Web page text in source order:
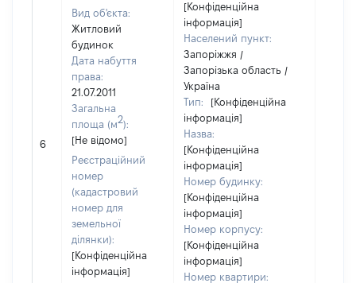
6
Вид об'єкта:
Житловий
будинок
Дата набуття
права:
21.07.2011
Загальна
площа (м2):
[Не відомо]
Реєстраційний
номер
(кадастровий
номер для
земельної
ділянки):
[Конфіденційна
інформація]
[Конфіденційна
інформація]
Населений пункт:
Запоріжжя /
Запорізька область /
Україна
Тип:
[Конфіденційна
інформація]
Назва:
[Конфіденційна
інформація]
Номер будинку:
[Конфіденційна
інформація]
Номер корпусу:
[Конфіденційна
інформація]
Номер квартири: